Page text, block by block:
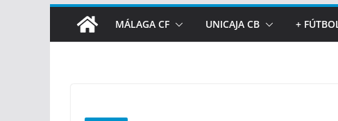
MÁLAGA CF UNICAJA CB +